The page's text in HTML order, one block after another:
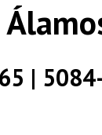
|